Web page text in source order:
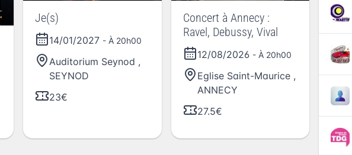
Je(s)
14/01/2027 - À 20h00
Auditorium Seynod ,
SEYNOD
23€
Concert à Annecy :
Ravel, Debussy, Vival
12/08/2026 - À 20h00
Eglise Saint-Maurice ,
ANNECY
27.5€